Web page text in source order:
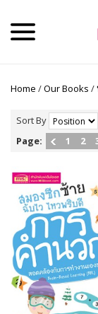
Home /Our Books /
Sort By
Page:
1 2